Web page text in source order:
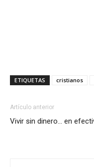
ETIQUETAS cristianos
Artículo anterior
Vivir sin dinero… en